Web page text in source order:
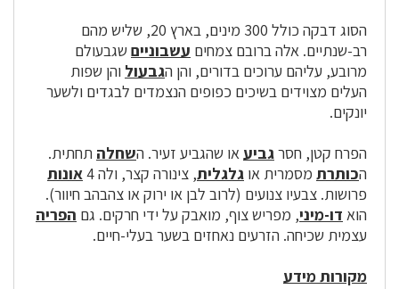
הסוג דבקה כולל 300 מינים, בארץ 20, שליש מהם
רב-שנתיים. אלה ברובם צמחים עשבוניים שגבעולם
מרובע, עליהם ערוכים בדורים, והן הגבעול והן שפות
העלים מצוידים בשיכים כפופים הנצמדים לבגדים ולשער
יונקים.
הפרח קטן, חסרגביעאו שהגביע זעיר. השחלה תחתית.
הכותרת מסמרית או גלגלית, צינורה קצר, ולה 4
אונות
פרושות. צבעיו צנועים (לרוב לבן או ירוק או צהבהב חיוור).
הוא דו-מיני, מפריש צוף, מואבק על ידי חרקים. גם הפריה
עצמית שכיחה. הזרעים נאחזים בשער בעלי-חיים.
מקורות מידע